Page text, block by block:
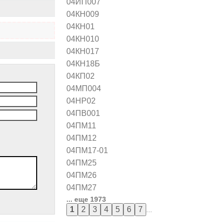
04КН009
04КН01
04КН010
04КН017
04КН18Б
04КП02
04МП004
04НР02
04ПВ001
04ПМ11
04ПМ12
04ПМ17-01
04ПМ25
04ПМ26
04ПМ27
... еще 1973